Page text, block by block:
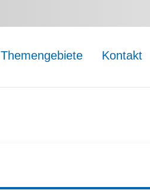
Themengebiete Kontakt